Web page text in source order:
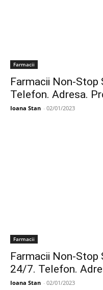
Farmacii
Farmacii Non-Stop
Telefon. Adresa.
Ioana Stan - 02/01/2023
Farmacii
Farmacii Non-
24/7. Telefon.
Ioana Stan - 02/01/2023